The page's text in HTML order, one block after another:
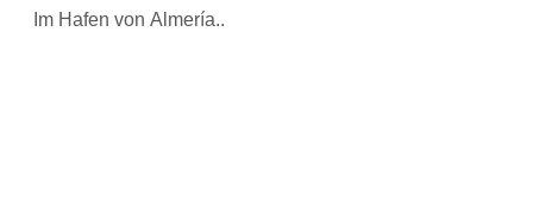
Im Hafen von Almería..